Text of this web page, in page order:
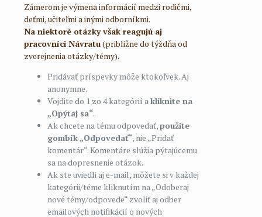
Zámerom je výmena informácií medzi rodičmi,
deťmi, učiteľmi a inými odborníkmi.
Na niektoré otázky však reagujú aj
pracovníci Návratu(približne do týždňa od
zverejnenia otázky/témy).
Pridávať príspevky môže ktokoľvek. Aj
anonymne.
Vojdite do 1 zo 4 kategórií akliknite na
„Opýtaj sa“.
Ak chcete na tému odpovedať,použite
gombík „Odpovedať“, nie „Pridať
komentár“. Komentáre slúžia pýtajúcemu
sa na dopresnenie otázok.
Ak ste uviedli aj e-mail, môžete si v každej
kategórii/téme kliknutím na „Odoberaj
nové témy/odpovede“ zvoliť aj odber
emailových notifikácií o nových